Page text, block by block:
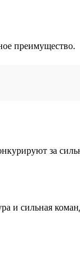
преимущество.
за
и сильная